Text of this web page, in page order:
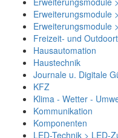
Erweiterungsmodule
Erweiterungsmodule
Freizeit- und
Hausautomation
Haustechnik
Journale u. Digitale
KFZ
Klima - Wetter -
Kommunikation
Komponenten
LED-Technik > LED-